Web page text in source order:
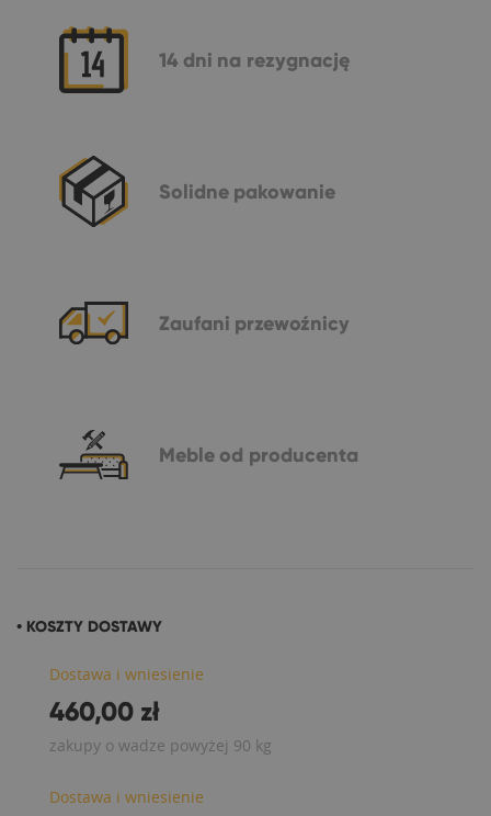
14 dni na rezygnację
Solidne pakowanie
Zaufani przewoźnicy
Meble od producenta
• KOSZTY DOSTAWY
Dostawa i wniesienie
460,00 zł
zakupy o wadze powyżej 90 kg
Dostawa i wniesienie